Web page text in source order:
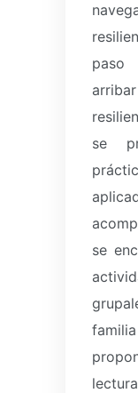
paso
se
se